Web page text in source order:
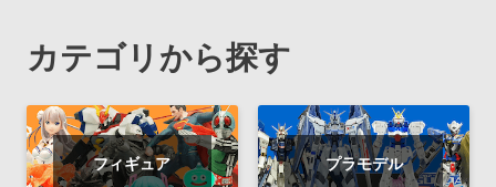
カテゴリから探す
フィギュア プラモデル